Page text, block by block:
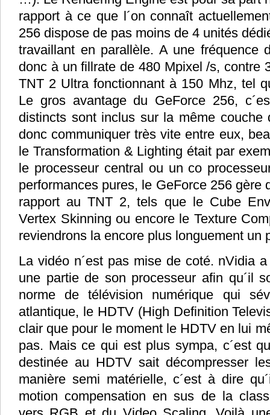
rapport à ce que l´on connaît
256 dispose de pas moins de 4 unités
travaillant en parallèle. A une fréquence
donc à un fillrate de 480 Mpixel /s, contre
TNT 2 Ultra fonctionnant à 150 Mhz, tel
Le gros avantage du GeForce 256,
distincts sont inclus sur la même couche
donc communiquer très vite entre eux,
le Transformation & Lighting était par
le processeur central ou un co
performances pures, le GeForce 256 gère
rapport au TNT 2, tels que le Cube
Vertex Skinning ou encore le Texture
reviendrons la encore plus longuement
La vidéo n´est pas mise de coté. nVidia
une partie de son processeur afin qu´il
norme de télévision numérique qui
atlantique, le HDTV (High Definition
clair que pour le moment le HDTV en lui
pas. Mais ce qui est plus sympa, c´est
destinée au HDTV sait décompresser
manière semi matérielle, c´est à dire
motion compensation en sus de la